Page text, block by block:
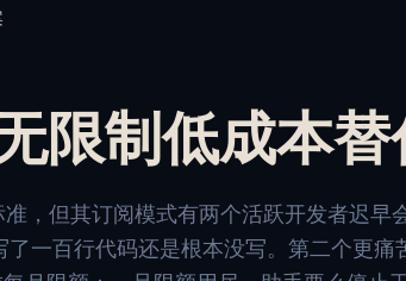
限制低成本替
，但其订阅模式有两个活跃开发者迟早
一百行代码还是根本没写。第二个更痛